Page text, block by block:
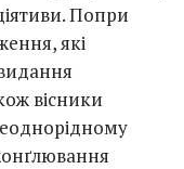
Попри
які
вісники